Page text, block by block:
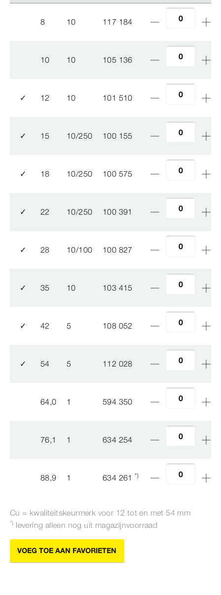
8 10 117 184
10 10 105 136
✓ 12 10 101 510
✓ 15 10/250 100 155
✓ 18 10/250 100 575
✓ 22 10/250 100 391
✓ 28 10/100 100 827
✓ 35 10 103 415
✓ 42 5 108 052
✓ 54 5 112 028
64,0 1 594 350
76,1 1 634 254
88,9 1 634 261 *)
Cu = kwaliteitskeurmerk voor 12 tot en met 54 mm
*) levering alleen nog uit magazijnvoorraad
VOEG TOE AAN FAVORIETEN